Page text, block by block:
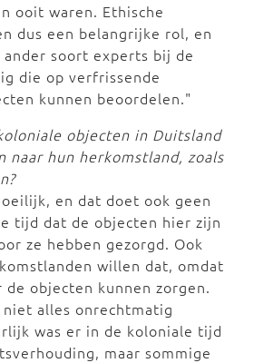
ooit waren. Ethische
dus een belangrijke rol, en
soort experts bij de
die op verfrissende
kunnen beoordelen."
objecten in Duitsland
naar hun herkomstland, zoals
en dat doet ook geen
tijd dat de objecten hier zijn
ze hebben gezorgd. Ook
willen dat, omdat
objecten kunnen zorgen.
alles onrechtmatig
was er in de koloniale tijd
maar sommige